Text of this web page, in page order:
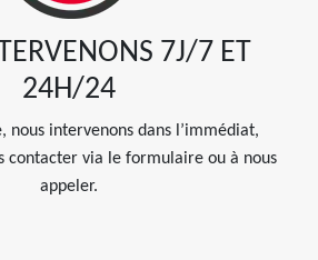
7J/7 ET
24H/24
nous intervenons dans l’immédiat,
contacter via le formulaire ou à nous
appeler.